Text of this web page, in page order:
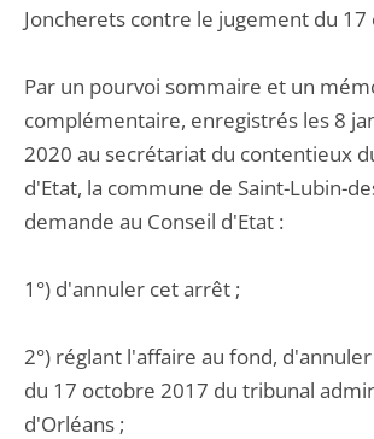
Joncherets contre le jugement du
Par un pourvoi sommaire et un
complémentaire, enregistrés les 8
2020 au secrétariat du contentieux
d'Etat, la commune de Saint-Lubin-
demande au Conseil d'Etat :
1°) d'annuler cet arrêt ;
2°) réglant l'affaire au fond,
du 17 octobre 2017 du tribunal
d'Orléans ;